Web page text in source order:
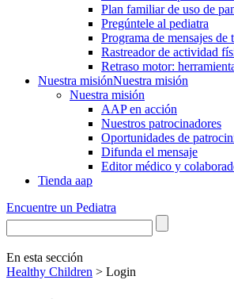
Plan familiar de uso de
Pregúntele al pediatra
Programa de mensajes de
Rastre​​ador de activida​d
Retraso motor:
Nuestra misiónNuestra misión
Nuestra misión
AAP en acción
Nuestros patrocinadores
Oportunidades de
Difunda el mensaje
Editor médico y
Tienda aap
Encuentre un Pediatra
En esta sección
Healthy Children > Login